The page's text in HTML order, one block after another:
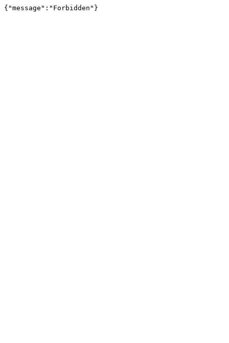
{"message":"Forbidden"}